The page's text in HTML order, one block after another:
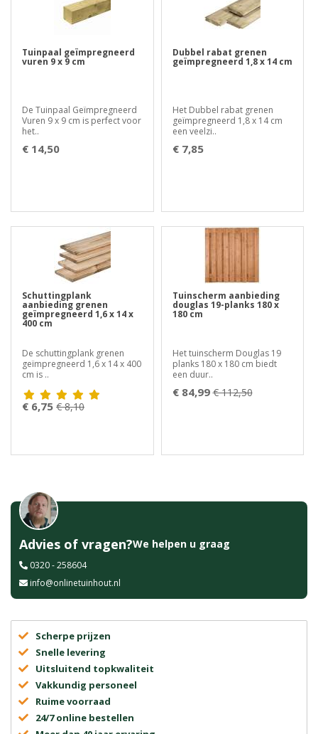
Tuinpaal geïmpregneerd
vuren 9 x 9 cm
De Tuinpaal Geïmpregneerd
Vuren 9 x 9 cm is perfect voor
het..
€ 14,50
Dubbel rabat grenen
geïmpregneerd 1,8 x 14 cm
Het Dubbel rabat grenen
geïmpregneerd 1,8 x 14 cm
een veelzi..
€ 7,85
Schuttingplank
aanbieding grenen
geïmpregneerd 1,6 x 14 x
400 cm
De schuttingplank grenen
geïmpregneerd 1,6 x 14 x 400
cm is ..
€ 6,75 € 8,10
Tuinscherm aanbieding
douglas 19-planks 180 x
180 cm
Het tuinscherm Douglas 19
planks 180 x 180 cm biedt
een duur..
€ 84,99 € 112,50
Advies of vragen?We helpen u graag
0320 - 258604
info@onlinetuinhout.nl
Scherpe prijzen
Snelle levering
Uitsluitend topkwaliteit
Vakkundig personeel
Ruime voorraad
24/7 online bestellen